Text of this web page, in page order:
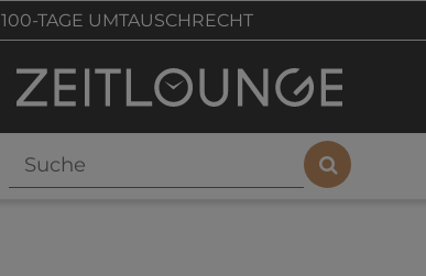
100-TAGE UMTAUSCHRECHT